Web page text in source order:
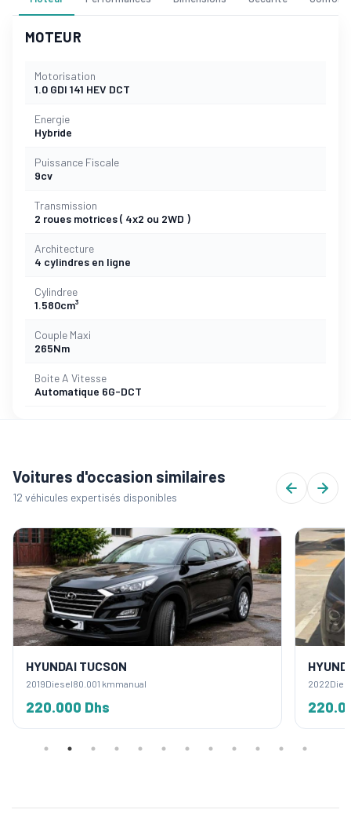
MOTEUR
Motorisation
1.0 GDI 141 HEV DCT
Energie
Hybride
Puissance Fiscale
9cv
Transmission
2 roues motrices ( 4x2 ou 2WD )
Architecture
4 cylindres en ligne
Cylindree
1.580cm³
Couple Maxi
265Nm
Boite A Vitesse
Automatique 6G-DCT
Voitures d'occasion similaires
12 véhicules expertisés disponibles
HYUNDAI TUCSON
2019Diesel80.001 kmmanual
220.000 Dhs
2022